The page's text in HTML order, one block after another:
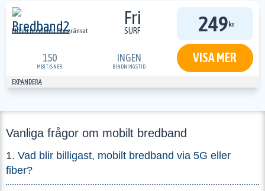
Mobilt Bredband Obegränsat
Fri
SURF 249 kr
150
MBIT/SNER
INGEN
BINDNINGSTID
VISA MER
EXPANDERA
Vanliga frågor om mobilt bredband
Vad blir billigast, mobilt bredband via 5G eller
fiber?